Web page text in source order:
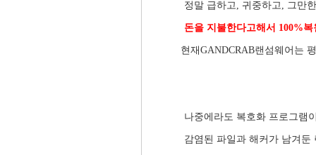
정말 급하고, 귀중하고, 그만
돈을 지불한다고해서 100%
현재GANDCRAB랜섬웨어는
나중에라도 복호화 프로그램
감염된 파일과 해커가 남겨둔